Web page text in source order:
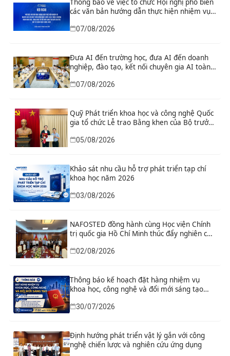
Thông báo về việc tổ chức Hội nghị phổ biến
các văn bản hướng dẫn thực hiện nhiệm vụ
nghiên cứu và phát triển công nghệ chiến
lược thuộc Chương trình khoa học, công
07/08/2026
Đưa AI đến trường học, đưa AI đến doanh
nghiệp, đào tạo, kết nối chuyên gia AI toàn
cầu
07/08/2026
Quỹ Phát triển khoa học và công nghệ Quốc
gia tổ chức Lễ trao Bằng khen của Bộ trưởng
nhân có thành tích xuất sắc
05/08/2026
Khảo sát nhu cầu hỗ trợ phát triển tạp chí
khoa học năm 2026
03/08/2026
NAFOSTED đồng hành cùng Học viện Chính
trị quốc gia Hồ Chí Minh thúc đẩy nghiên cứu
02/08/2026
Thông báo kế hoạch đặt hàng nhiệm vụ
khoa học, công nghệ và đổi mới sáng tạo
“Nghiên cứu khoa học tổng kết thi hành, đề
xuất sửa đổi, bổ sung toàn diện Hiến pháp
30/07/2026
Định hướng phát triển vật lý gắn với công
nghệ chiến lược và nghiên cứu ứng dụng